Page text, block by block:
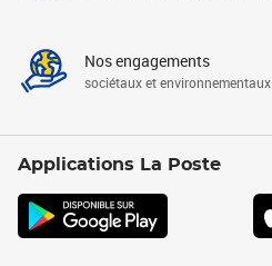
Nos engagements
sociétaux et environnementaux
Applications La Poste